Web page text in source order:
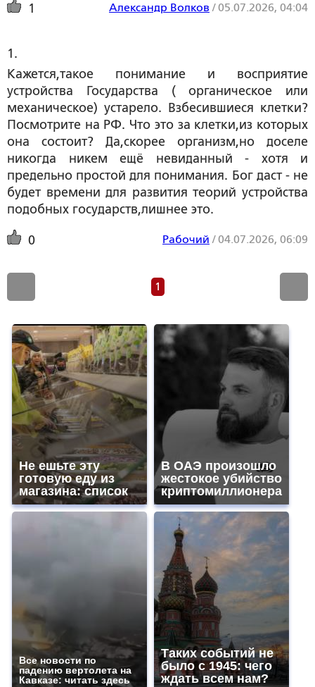
1 Александр Волков /05.07.2026, 04:04
1.
Кажется,такое понимание и восприятие
устройства Государства ( органическое или
механическое) устарело. Взбесившиеся клетки?
Посмотрите на РФ. Что это за клетки,из которых
она состоит? Да,скорее организм,но доселе
никогда никем ещё невиданный - хотя и
предельно простой для понимания. Бог даст - не
будет времени для развития теорий устройства
подобных государств,лишнее это.
0 Рабочий /04.07.2026, 06:09
1
Не ешьте эту
готовую еду из
магазина: список
В ОАЭ произошло
жестокое убийство
криптомиллионера
Все новости по
падению вертолета на
Кавказе: читать здесь
Таких событий не
было с 1945: чего
ждать всем нам?